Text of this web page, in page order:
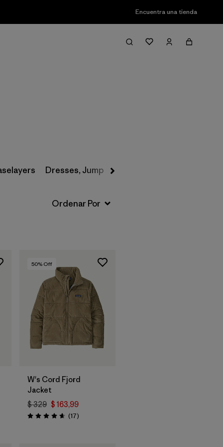
Encuentra una tienda
Filter & Sort
Dresses, Jumpsuits & Overalls
50% Off
W's Cord Fjord
Jacket
$ 329 $ 163,99
Valoración: 4.6 / 5
(17Comentarios
)